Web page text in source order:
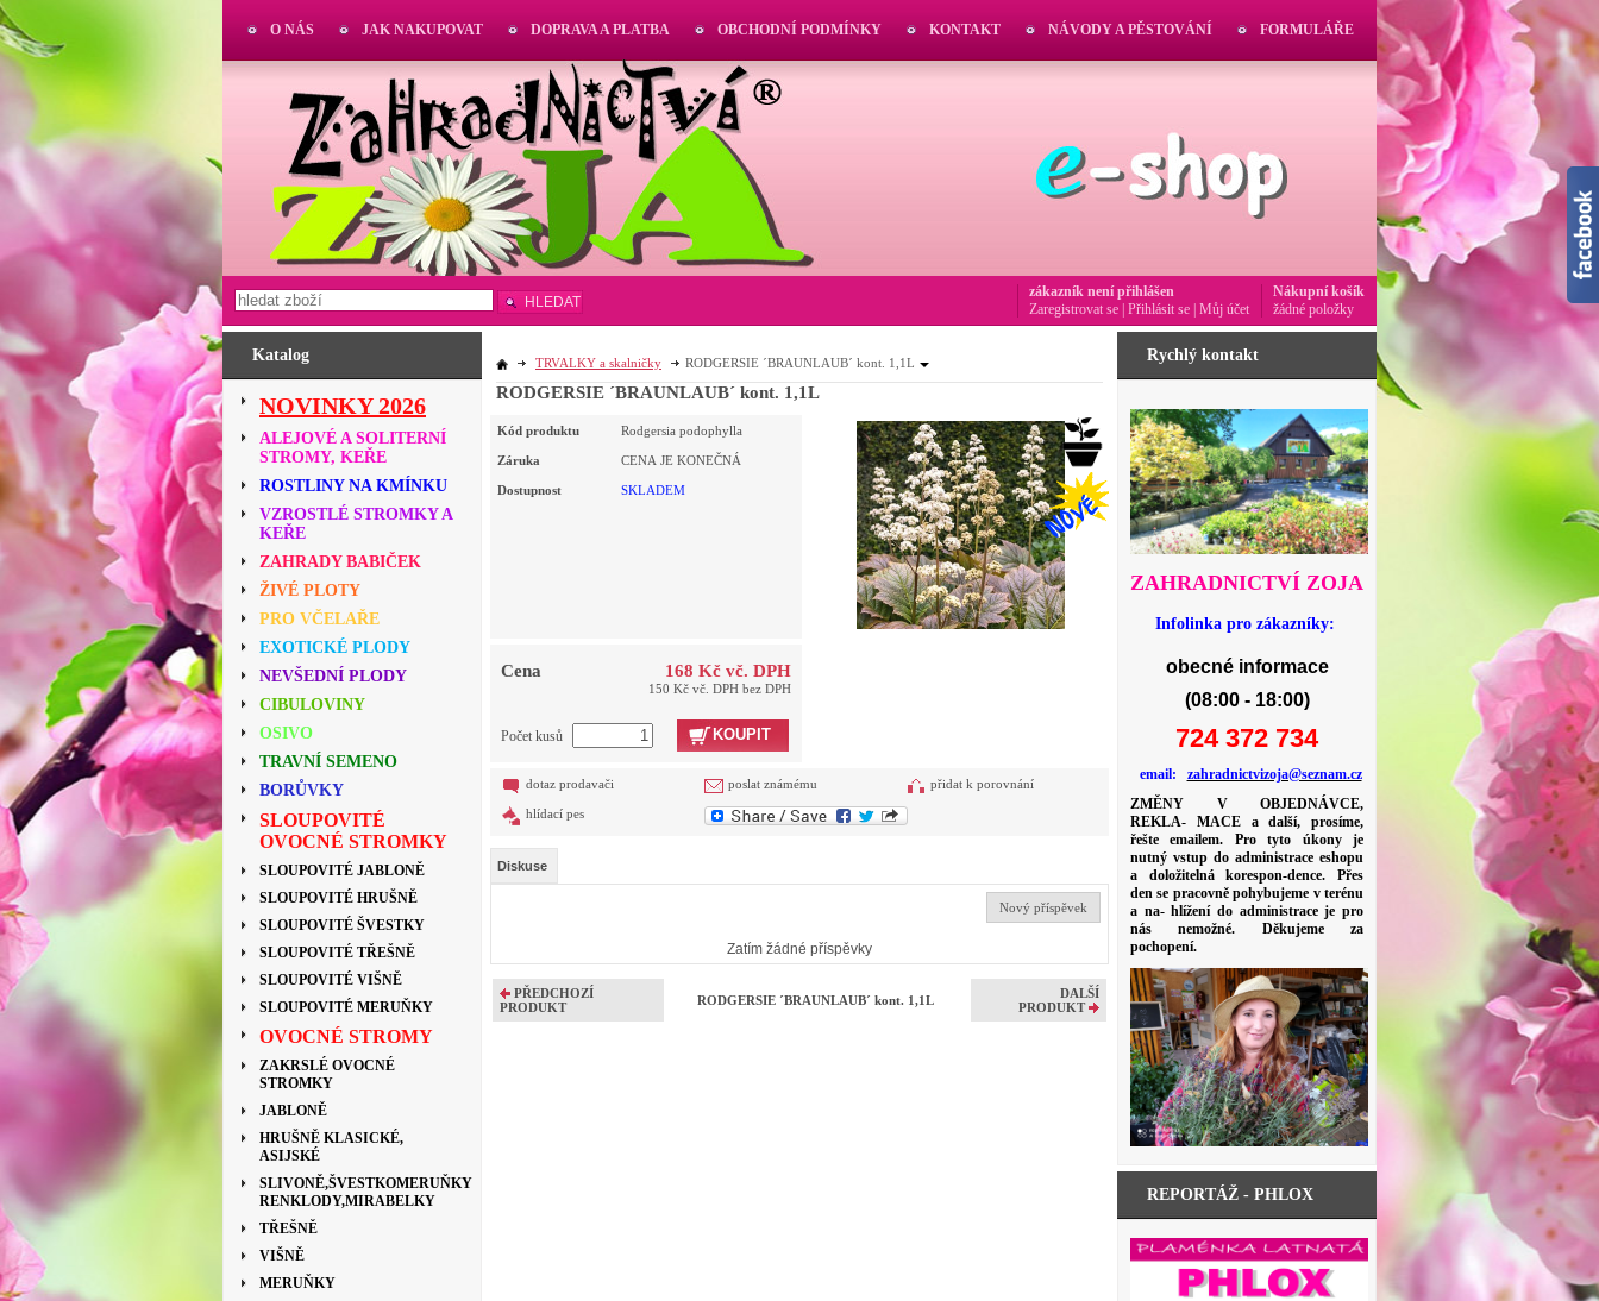
Katalog
NOVINKY 2026
ALEJOVÉ A SOLITERNÍ
STROMY, KEŘE
ROSTLINY NA KMÍNKU
VZROSTLÉ STROMKY A
KEŘE
ZAHRADY BABIČEK
ŽIVÉ PLOTY
PRO VČELAŘE
EXOTICKÉ PLODY
NEVŠEDNÍ PLODY
CIBULOVINY
OSIVO
TRAVNÍ SEMENO
BORŮVKY
SLOUPOVITÉ
OVOCNÉ STROMKY
SLOUPOVITÉ JABLONĚ
SLOUPOVITÉ HRUŠNĚ
SLOUPOVITÉ ŠVESTKY
SLOUPOVITÉ TŘEŠNĚ
SLOUPOVITÉ VIŠNĚ
SLOUPOVITÉ MERUŇKY
OVOCNÉ STROMY
ZAKRSLÉ OVOCNÉ
STROMKY
JABLONĚ
HRUŠNĚ KLASICKÉ,
ASIJSKÉ
SLIVONĚ,ŠVESTKOMERUŇKY
RENKLODY,MIRABELKY
TŘEŠNĚ
VIŠNĚ
MERUŇKY
TRVALKY a skalničky RODGERSIE ´BRAUNLAUB´ kont. 1,1L
RODGERSIE ´BRAUNLAUB´ kont. 1,1L
Kód produktu Rodgersia podophylla
Záruka CENA JE KONEČNÁ
Dostupnost SKLADEM
Cena 168 Kč vč. DPH
150 Kč vč. DPH bez DPH
Počet kusů KOUPIT
dotaz prodavači poslat známému přidat k porovnání
hlídací pes
Diskuse
Nový příspěvek
Zatím žádné příspěvky
PŘEDCHOZÍ
PRODUKT
RODGERSIE ´BRAUNLAUB´ kont. 1,1L
DALŠÍ
PRODUKT
Rychlý kontakt
ZAHRADNICTVÍ ZOJA
Infolinka pro zákazníky:
obecné informace
(08:00 - 18:00)
724 372 734
email: zahradnictvizoja@seznam.cz
ZMĚNY V OBJEDNÁVCE,
REKLA- MACE a další, prosíme,
řešte emailem. Pro tyto úkony je
nutný vstup do administrace eshopu
a doložitelná korespon-dence. Přes
den se pracovně pohybujeme v terénu
a na- hlížení do administrace je pro
nás nemožné. Děkujeme za
pochopení.
REPORTÁŽ - PHLOX
O NÁS JAK NAKUPOVAT DOPRAVA A PLATBA OBCHODNÍ PODMÍNKY KONTAKT NÁVODY A PĚSTOVÁNÍ FORMULÁŘE
HLEDAT
Nákupní košík
žádné položky
zákazník není přihlášen
Zaregistrovat se Přihlásit se Můj účet